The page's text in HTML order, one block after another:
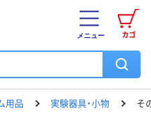
カゴ
メニュー
用品 実験器具・小物 そ